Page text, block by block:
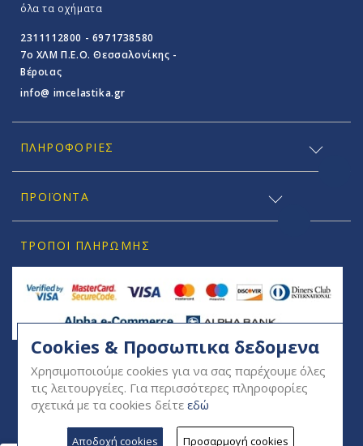
όλα τα οχήματα
2311112800 - 6971738580
7o ΧΛΜ Π.E.O. Θεσσαλονίκης -
Βέροιας
info@ imcelastika.gr
ΠΛΗΡΟΦΟΡΊΕΣ
ΠΡΟΪΟΝΤΑ
ΤΡΌΠΟΙ ΠΛΗΡΩΜΉΣ
SOCIAL
Cookies & Προσωπικα δεδομενα
Χρησιμοποιούμε cookies για να σας παρέχουμε όλες
τις λειτουργείες. Για περισσότερες πληροφορίες
σχετικά με τα cookies δείτε εδώ
Αποδοχή cookies Προσαρμογή cookies